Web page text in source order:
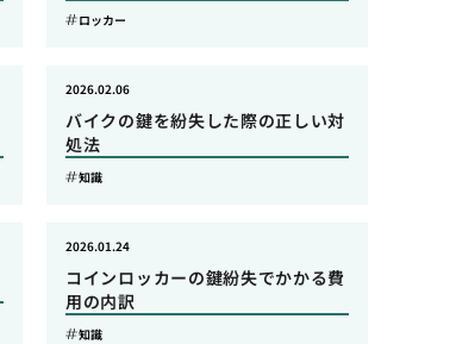
ロッカー
バイクの鍵を紛失した際の正しい対
処法
2026.02.06
知識
コインロッカーの鍵紛失でかかる費
用の内訳
2026.01.24
知識